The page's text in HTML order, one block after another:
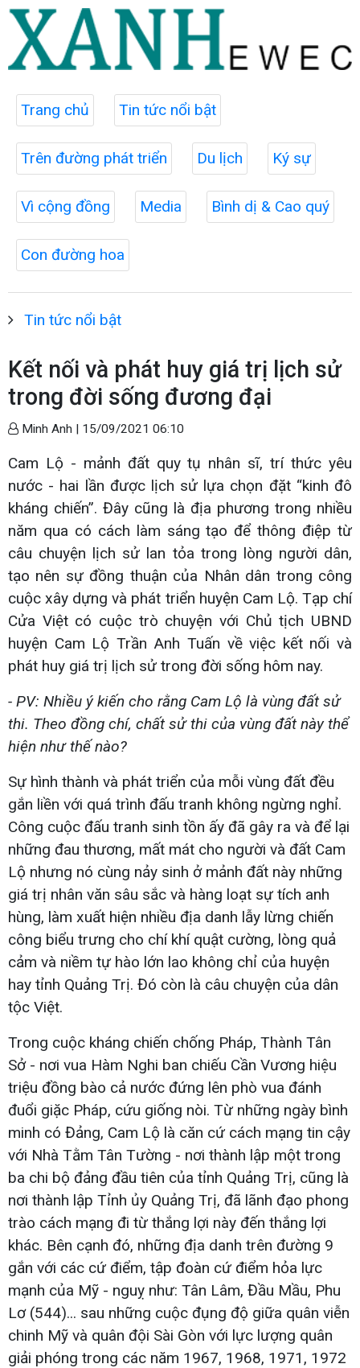
Trang chủ Tin tức nổi bật
Trên đường phát triển Du lịch Ký sự
Vì cộng đồng Media Bình dị & Cao quý
Con đường hoa
Tin tức nổi bật
Kết nối và phát huy giá trị lịch sử
trong đời sống đương đại
Minh Anh | 15/09/2021 06:10
Cam Lộ - mảnh đất quy tụ nhân sĩ, trí thức yêu
nước - hai lần được lịch sử lựa chọn đặt “kinh đô
kháng chiến”. Đây cũng là địa phương trong nhiều
năm qua có cách làm sáng tạo để thông điệp từ
câu chuyện lịch sử lan tỏa trong lòng người dân,
tạo nên sự đồng thuận của Nhân dân trong công
cuộc xây dựng và phát triển huyện Cam Lộ. Tạp chí
Cửa Việt có cuộc trò chuyện với Chủ tịch UBND
huyện Cam Lộ Trần Anh Tuấn về việc kết nối và
phát huy giá trị lịch sử trong đời sống hôm nay.
- PV: Nhiều ý kiến cho rằng Cam Lộ là vùng đất sử
thi. Theo đồng chí, chất sử thi của vùng đất này thể
hiện như thế nào?
Sự hình thành và phát triển của mỗi vùng đất đều
gắn liền với quá trình đấu tranh không ngừng nghỉ.
Công cuộc đấu tranh sinh tồn ấy đã gây ra và để lại
những đau thương, mất mát cho người và đất Cam
Lộ nhưng nó cùng nảy sinh ở mảnh đất này những
giá trị nhân văn sâu sắc và hàng loạt sự tích anh
hùng, làm xuất hiện nhiều địa danh lẫy lừng chiến
công biểu trưng cho chí khí quật cường, lòng quả
cảm và niềm tự hào lớn lao không chỉ của huyện
hay tỉnh Quảng Trị. Đó còn là câu chuyện của dân
tộc Việt.
Trong cuộc kháng chiến chống Pháp, Thành Tân
Sở - nơi vua Hàm Nghi ban chiếu Cần Vương hiệu
triệu đồng bào cả nước đứng lên phò vua đánh
đuổi giặc Pháp, cứu giống nòi. Từ những ngày bình
minh có Đảng, Cam Lộ là căn cứ cách mạng tin cậy
với Nhà Tằm Tân Tường - nơi thành lập một trong
ba chi bộ đảng đầu tiên của tỉnh Quảng Trị, cũng là
nơi thành lập Tỉnh ủy Quảng Trị, đã lãnh đạo phong
trào cách mạng đi từ thắng lợi này đến thắng lợi
khác. Bên cạnh đó, những địa danh trên đường 9
gắn với các cứ điểm, tập đoàn cứ điểm hỏa lực
mạnh của Mỹ - nguỵ như: Tân Lâm, Đầu Mầu, Phu
Lơ (544)... sau những cuộc đụng độ giữa quân viễn
chinh Mỹ và quân đội Sài Gòn với lực lượng quân
giải phóng trong các năm 1967, 1968, 1971, 1972